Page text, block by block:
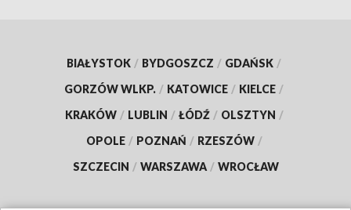
BIAŁYSTOK / BYDGOSZCZ / GDAŃSK /
GORZÓW WLKP. / KATOWICE / KIELCE /
KRAKÓW / LUBLIN / ŁÓDŹ / OLSZTYN /
OPOLE / POZNAŃ / RZESZÓW /
SZCZECIN / WARSZAWA / WROCŁAW